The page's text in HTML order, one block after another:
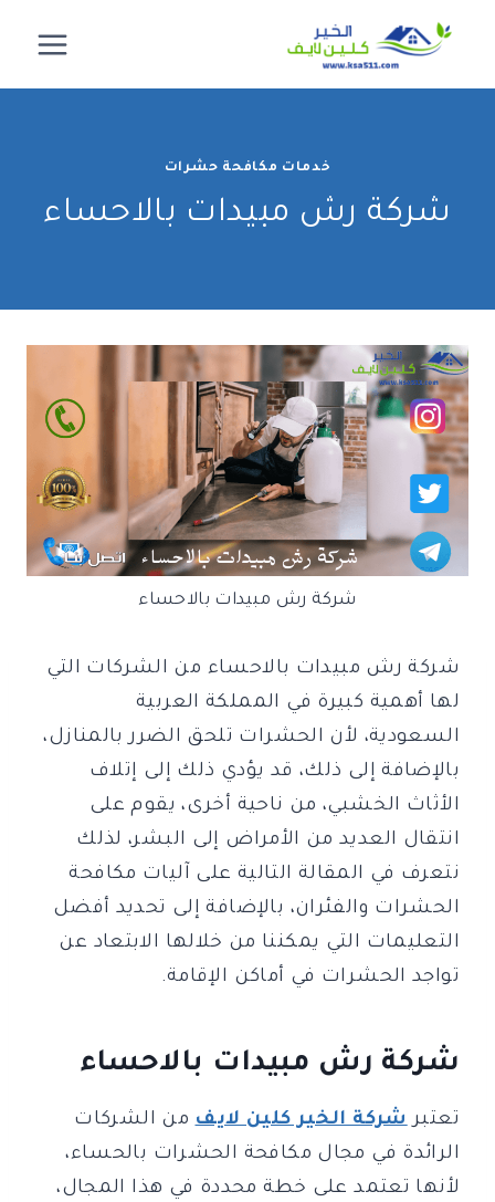
المحتوى
خدمات مكافحة حشرات
شركة رش مبيدات بالاحساء
شركة رش مبيدات بالاحساء
شركة رش مبيدات بالاحساء من الشركات التي
لها أهمية كبيرة في المملكة العربية
السعودية، لأن الحشرات تلحق الضرر بالمنازل،
بالإضافة إلى ذلك، قد يؤدي ذلك إلى إتلاف
الأثاث الخشبي، من ناحية أخرى، يقوم على
انتقال العديد من الأمراض إلى البشر، لذلك
نتعرف في المقالة التالية على آليات مكافحة
الحشرات والفئران، بالإضافة إلى تحديد أفضل
التعليمات التي يمكننا من خلالها الابتعاد عن
تواجد الحشرات في أماكن الإقامة.
شركة رش مبيدات بالاحساء
تعتبرشركة الخير كلين لايفمن الشركات
الرائدة في مجال مكافحة الحشرات بالحساء،
لأنها تعتمد على خطة محددة في هذا المجال،